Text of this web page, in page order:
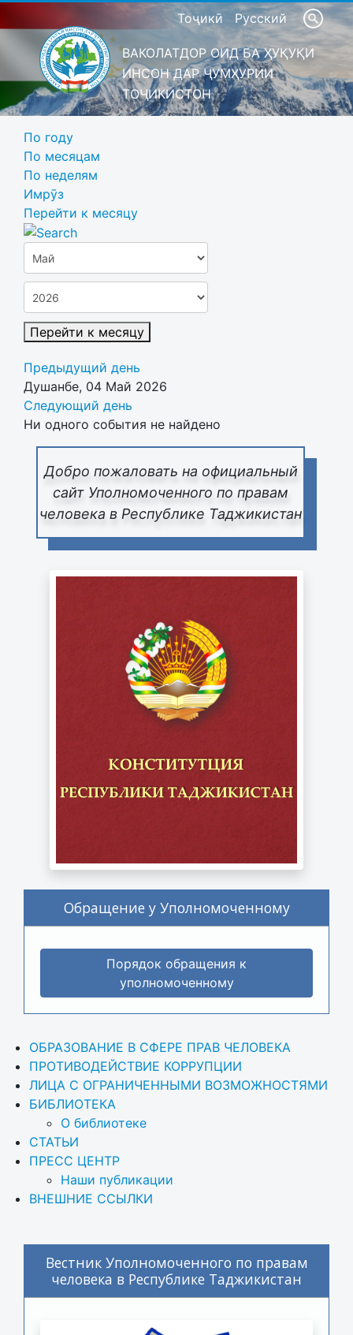
Тоҷикӣ Русский
ВАКОЛАТДОР ОИД БА ҲУҚУҚИ
ИНСОН ДАР ҶУМҲУРИИ
ТОҶИКИСТОН
Добро пожаловать на официальный
сайт Уполномоченного по правам
человека в Республике Таджикистан
Обращение у Уполномоченному
Порядок обращения к
уполномоченному
ОБРАЗОВАНИЕ В СФЕРЕ ПРАВ ЧЕЛОВЕКА
ПРОТИВОДЕЙСТВИЕ КОРРУПЦИИ
ЛИЦА С ОГРАНИЧЕННЫМИ ВОЗМОЖНОСТЯМИ
БИБЛИОТЕКА
О библиотеке
СТАТЬИ
ПРЕСС ЦЕНТР
Наши публикации
ВНЕШНИЕ ССЫЛКИ
Вестник Уполномоченного по правам
человека в Республике Таджикистан
По году
По месяцам
По неделям
Имрӯз
Перейти к месяцу
Перейти к месяцу
Предыдущий день
Душанбе, 04 Май 2026
Следующий день
Ни одного события не найдено